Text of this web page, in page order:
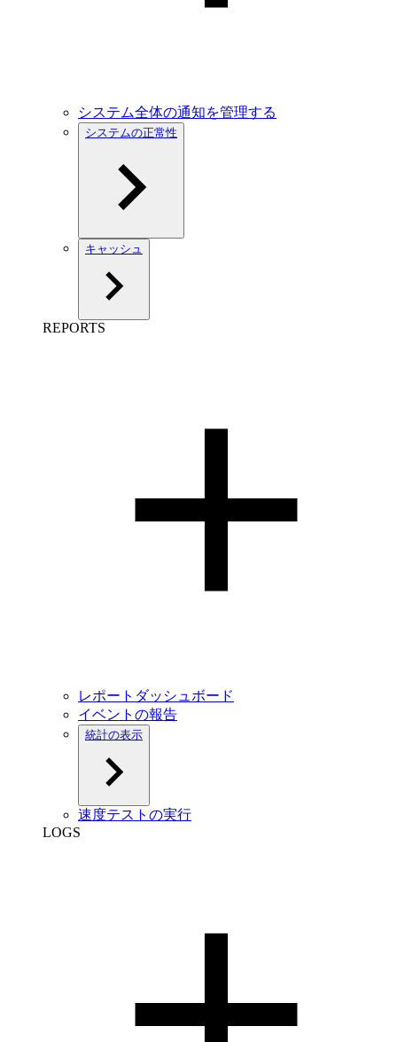
システム全体の通知を管理する
システムの正常性
キャッシュ
REPORTS
レポートダッシュボード
イベントの報告
統計の表示
速度テストの実行
LOGS